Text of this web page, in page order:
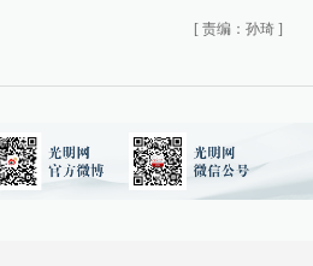
[ 责编：孙琦 ]